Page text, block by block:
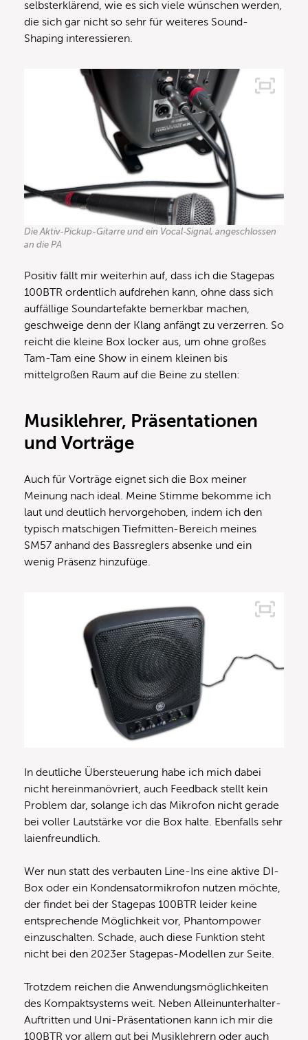
selbsterklärend, wie es sich viele wünschen werden,
die sich gar nicht so sehr für weiteres Sound-
Shaping interessieren.
Die Aktiv-Pickup-Gitarre und ein Vocal-Signal, angeschlossen
an die PA
Positiv fällt mir weiterhin auf, dass ich die Stagepas
100BTR ordentlich aufdrehen kann, ohne dass sich
auffällige Soundartefakte bemerkbar machen,
geschweige denn der Klang anfängt zu verzerren. So
reicht die kleine Box locker aus, um ohne großes
Tam-Tam eine Show in einem kleinen bis
mittelgroßen Raum auf die Beine zu stellen:
Musiklehrer, Präsentationen
und Vorträge
Auch für Vorträge eignet sich die Box meiner
Meinung nach ideal. Meine Stimme bekomme ich
laut und deutlich hervorgehoben, indem ich den
typisch matschigen Tiefmitten-Bereich meines
SM57 anhand des Bassreglers absenke und ein
wenig Präsenz hinzufüge.
In deutliche Übersteuerung habe ich mich dabei
nicht hereinmanövriert, auch Feedback stellt kein
Problem dar, solange ich das Mikrofon nicht gerade
bei voller Lautstärke vor die Box halte. Ebenfalls sehr
laienfreundlich.
Wer nun statt des verbauten Line-Ins eine aktive DI-
Box oder ein Kondensatormikrofon nutzen möchte,
der findet bei der Stagepas 100BTR leider keine
entsprechende Möglichkeit vor, Phantompower
einzuschalten. Schade, auch diese Funktion steht
nicht bei den 2023er Stagepas-Modellen zur Seite.
Trotzdem reichen die Anwendungsmöglichkeiten
des Kompaktsystems weit. Neben Alleinunterhalter-
Auftritten und Uni-Präsentationen kann ich mir die
100BTR vor allem gut bei Musiklehrern oder auch